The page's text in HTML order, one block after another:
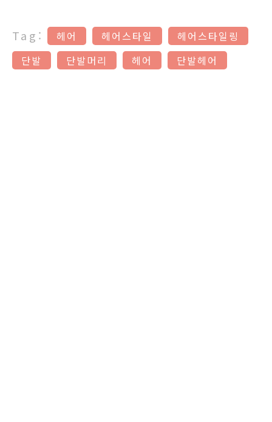
Tag: 헤어 헤어스타일
헤어스타일링
단발
단발머리 헤어 단발헤어